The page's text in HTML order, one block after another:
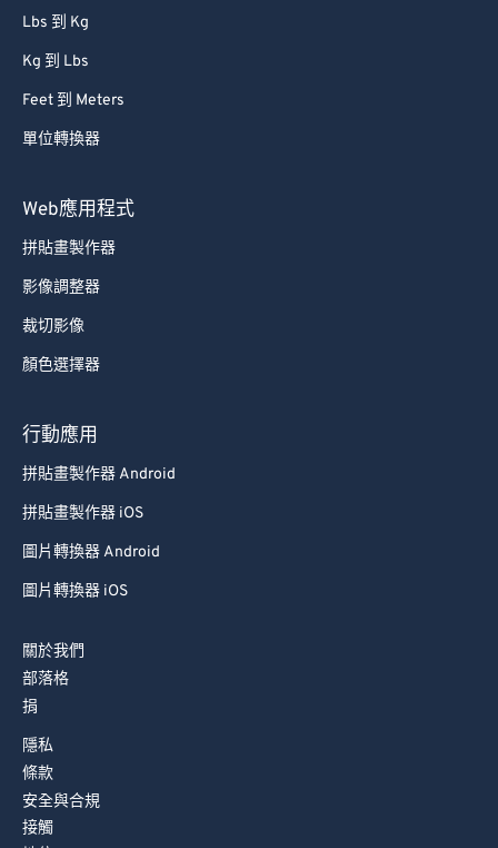
Lbs 到 Kg
Kg 到 Lbs
Feet 到 Meters
單位轉換器
Web應用程式
拼貼畫製作器
影像調整器
裁切影像
顏色選擇器
行動應用
拼貼畫製作器 Android
拼貼畫製作器 iOS
圖片轉換器 Android
圖片轉換器 iOS
關於我們
部落格
捐
隱私
條款
安全與合規
接觸